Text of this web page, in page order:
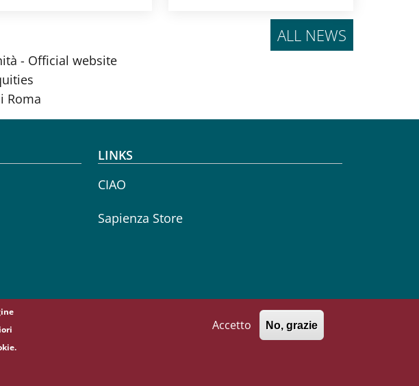
ALL NEWS
- Official website
Roma
LINKS
CIAO
Sapienza Store
Accetto No, grazie